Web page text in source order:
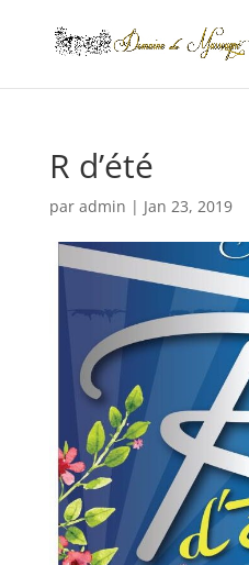
R d’été
par admin | Jan 23, 2019